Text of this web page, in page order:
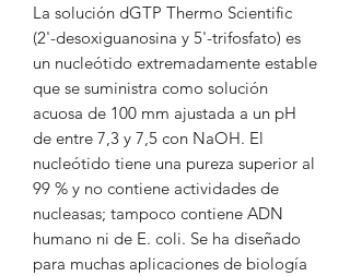
La solución dGTP Thermo Scientific
(2'-desoxiguanosina y 5'-trifosfato) es
un nucleótido extremadamente estable
que se suministra como solución
acuosa de 100 mm ajustada a un pH
de entre 7,3 y 7,5 con NaOH. El
nucleótido tiene una pureza superior al
99 % y no contiene actividades de
nucleasas; tampoco contiene ADN
humano ni de E. coli. Se ha diseñado
para muchas aplicaciones de biología